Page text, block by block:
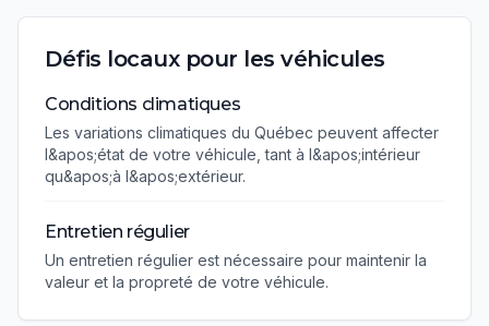
Défis locaux pour les véhicules
Conditions climatiques
Les variations climatiques du Québec peuvent affecter
l&apos;état de votre véhicule, tant à l&apos;intérieur
qu&apos;à l&apos;extérieur.
Entretien régulier
Un entretien régulier est nécessaire pour maintenir la
valeur et la propreté de votre véhicule.